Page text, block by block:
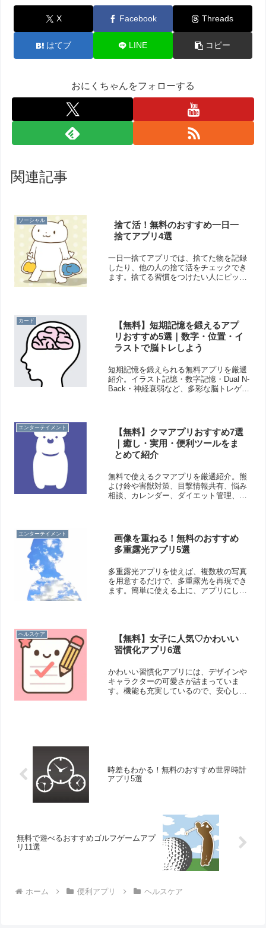
X Facebook Threads
はてブ LINE コピー
おにくちゃんをフォローする
関連記事
ソーシャル
捨て活！無料のおすすめ一日一
捨てアプリ4選
一日一捨てアプリでは、捨てた物を記録
したり、他の人の捨て活をチェックでき
ます。捨てる習慣をつけたい人にピッタ
カード
【無料】短期記憶を鍛えるアプ
リおすすめ5選｜数字・位置・イ
ラストで脳トレしよう
短期記憶を鍛えられる無料アプリを厳選
紹介。イラスト記憶・数字記憶・Dual N-
Back・神経衰弱など、多彩な脳トレゲー
エンターテイメント
【無料】クマアプリおすすめ7選
｜癒し・実用・便利ツールをま
とめて紹介
無料で使えるクマアプリを厳選紹介。熊
よけ鈴や害獣対策、目撃情報共有、悩み
相談、カレンダー、ダイエット管理、テ
エンターテイメント
画像を重ねる！無料のおすすめ
多重露光アプリ5選
多重露光アプリを使えば、複数枚の写真
を用意するだけで、多重露光を再現でき
ます。簡単に使える上に、アプリにしか
ヘルスケア
【無料】女子に人気♡かわいい
習慣化アプリ6選
かわいい習慣化アプリには、デザインや
キャラクターの可愛さが詰まっていま
す。機能も充実しているので、安心して
時差もわかる！無料のおすすめ世界時計
アプリ5選
無料で遊べるおすすめゴルフゲームアプ
リ11選
ホーム 便利アプリ ヘルスケア